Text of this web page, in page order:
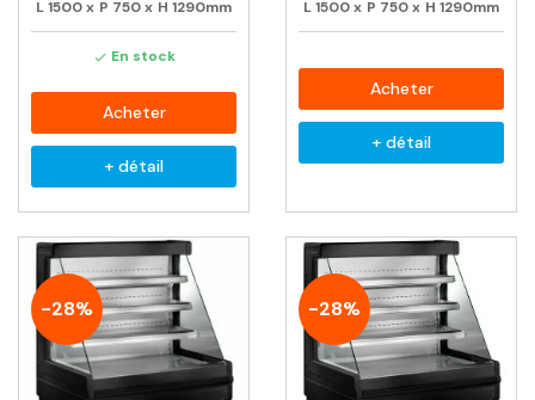
L1500x P 750x H 1290mm
 En stock
Acheter
+ détail
L1500x P 750x H 1290mm
Acheter
+ détail
-28% -28%